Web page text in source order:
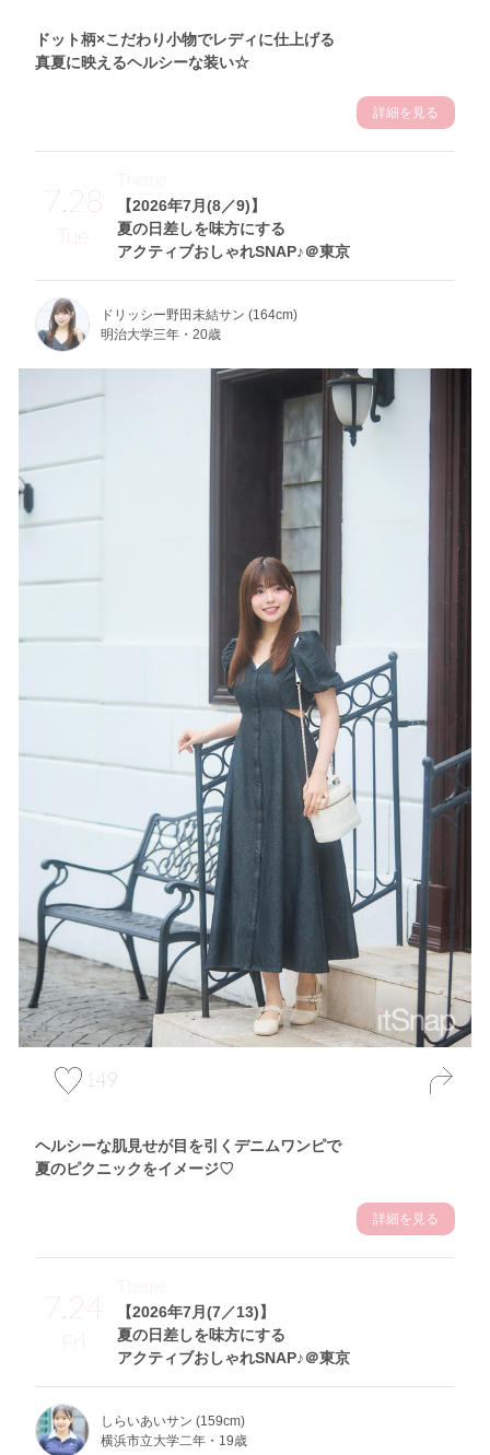
ドット柄×こだわり小物でレディに仕上げる
真夏に映えるヘルシーな装い☆
詳細を見る
7.28
Tue
【2026年7月(8／9)】
夏の日差しを味方にする
アクティブおしゃれSNAP♪＠東京
Theme
ドリッシー野田未結サン (164cm)
明治大学三年・20歳
149
ヘルシーな肌見せが目を引くデニムワンピで
夏のピクニックをイメージ♡
詳細を見る
7.24
Fri
【2026年7月(7／13)】
夏の日差しを味方にする
アクティブおしゃれSNAP♪＠東京
Theme
しらいあいサン (159cm)
横浜市立大学二年・19歳